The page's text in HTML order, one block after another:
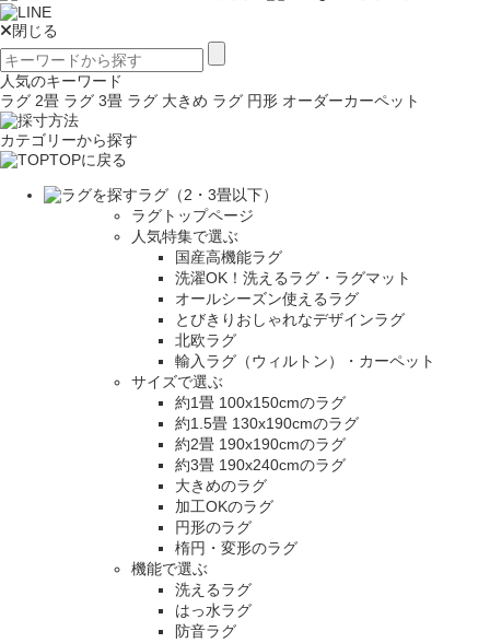
閉じる
人気のキーワード
ラグ 2畳 ラグ 3畳 ラグ 大きめ ラグ 円形 オーダーカーペット
カテゴリーから探す
TOPに戻る
ラグ（2・3畳以下）
ラグトップページ
人気特集で選ぶ
国産高機能ラグ
洗濯OK！洗えるラグ・ラグマット
オールシーズン使えるラグ
とびきりおしゃれなデザインラグ
北欧ラグ
輸入ラグ（ウィルトン）・カーペット
サイズで選ぶ
約1畳 100x150cmのラグ
約1.5畳 130x190cmのラグ
約2畳 190x190cmのラグ
約3畳 190x240cmのラグ
大きめのラグ
加工OKのラグ
円形のラグ
楕円・変形のラグ
機能で選ぶ
洗えるラグ
はっ水ラグ
防音ラグ